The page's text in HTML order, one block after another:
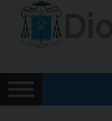
Skip